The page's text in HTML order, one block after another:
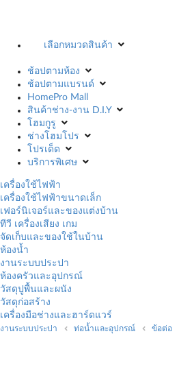
เลือกหมวดสินค้า
ช้อปตามห้อง
ช้อปตามแบรนด์
HomePro Mall
สินค้าช่าง-งาน D.I.Y
โฮมกูรู
ช่างโฮมโปร
โปรเด็ด
บริการพิเศษ
เครื่องใช้ไฟฟ้า
เครื่องใช้ไฟฟ้าขนาดเล็ก
เฟอร์นิเจอร์และของแต่งบ้าน
ทีวี เครื่องเสียง เกม
จัดเก็บและของใช้ในบ้าน
ห้องน้ำ
งานระบบประปา
ห้องครัวและอุปกรณ์
วัสดุปูพื้นและผนัง
วัสดุก่อสร้าง
เครื่องมือช่างและฮาร์ดแวร์
งานระบบประปา ท่อน้ำและอุปกรณ์ ข้อต่อ